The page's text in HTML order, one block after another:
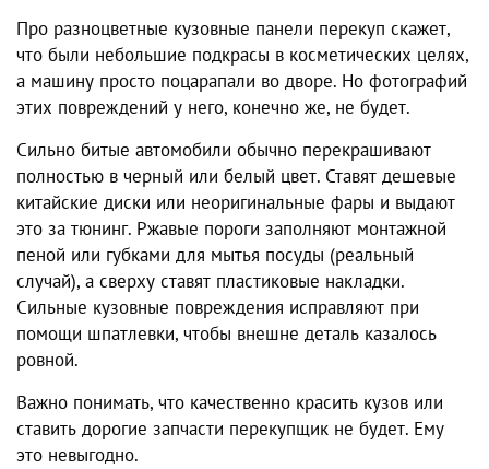
Про разноцветные кузовные панели перекуп скажет,
что были небольшие подкрасы в косметических целях,
а машину просто поцарапали во дворе. Но фотографий
этих повреждений у него, конечно же, не будет.
Сильно битые автомобили обычно перекрашивают
полностью в черный или белый цвет. Ставят дешевые
китайские диски или неоригинальные фары и выдают
это за тюнинг. Ржавые пороги заполняют монтажной
пеной или губками для мытья посуды (реальный
случай), а сверху ставят пластиковые накладки.
Сильные кузовные повреждения исправляют при
помощи шпатлевки, чтобы внешне деталь казалось
ровной.
Важно понимать, что качественно красить кузов или
ставить дорогие запчасти перекупщик не будет. Ему
это невыгодно.